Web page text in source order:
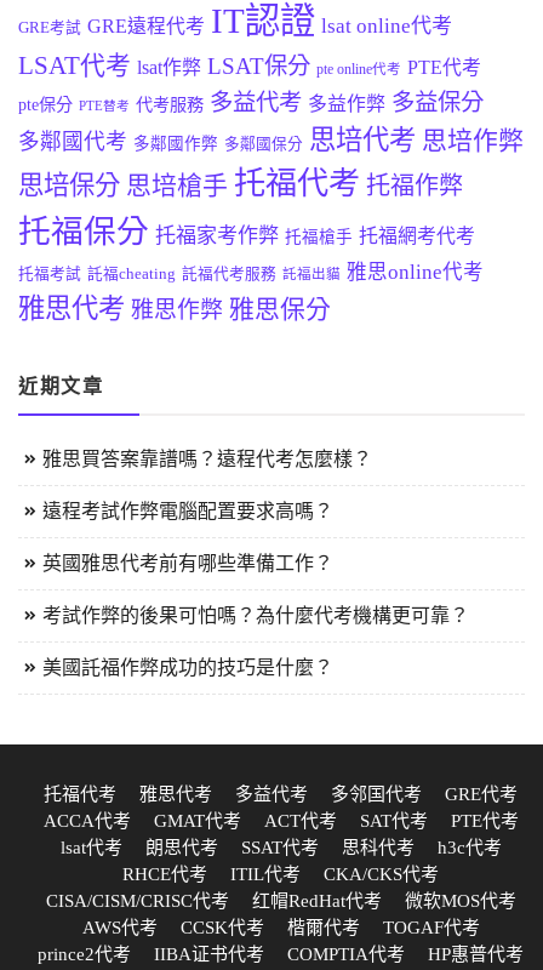
GRE考試 GRE遠程代考 IT認證 lsat online代考
LSAT代考 lsat作弊 LSAT保分 pte online代考 PTE代考
pte保分 PTE替考 代考服務 多益代考 多益作弊 多益保分
多鄰國代考 多鄰國作弊 多鄰國保分 思培代考 思培作弊
思培保分 思培槍手 托福代考 托福作弊
托福保分 托福家考作弊 托福槍手 托福網考代考
托福考試 託福cheating 託福代考服務 託福出貓 雅思online代考
雅思代考 雅思作弊 雅思保分
近期文章
雅思買答案靠譜嗎？遠程代考怎麼樣？
遠程考試作弊電腦配置要求高嗎？
英國雅思代考前有哪些準備工作？
考試作弊的後果可怕嗎？為什麼代考機構更可靠？
美國託福作弊成功的技巧是什麼？
托福代考 雅思代考 多益代考 多邻国代考
GRE代考
ACCA代考
GMAT代考 ACT代考 SAT代考
PTE代考
lsat代考
朗思代考 SSAT代考 思科代考
h3c代考
RHCE代考
ITIL代考
CKA/CKS代考
CISA/CISM/CRISC代考
红帽RedHat代考
微软MOS代考
AWS代考
CCSK代考 楷爾代考
TOGAF代考
prince2代考
IIBA证书代考 COMPTIA代考
HP惠普代考